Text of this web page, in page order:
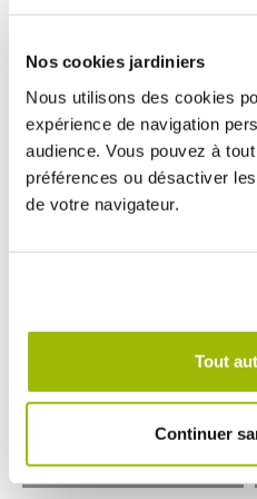
Nos cookies jardiniers
Nous utilisons des cookies
expérience de navigation
audience. Vous pouvez à
préférences ou désactiver
de votre navigateur.
Tout
Continuer
Réservoir d’eau nomade 2 roues
Récupérer, stocker et déplacer l’eau pour
l’arrosage de vos plantations avec cette
55 litres et son coloris taupe feront de
! Fabrication française.